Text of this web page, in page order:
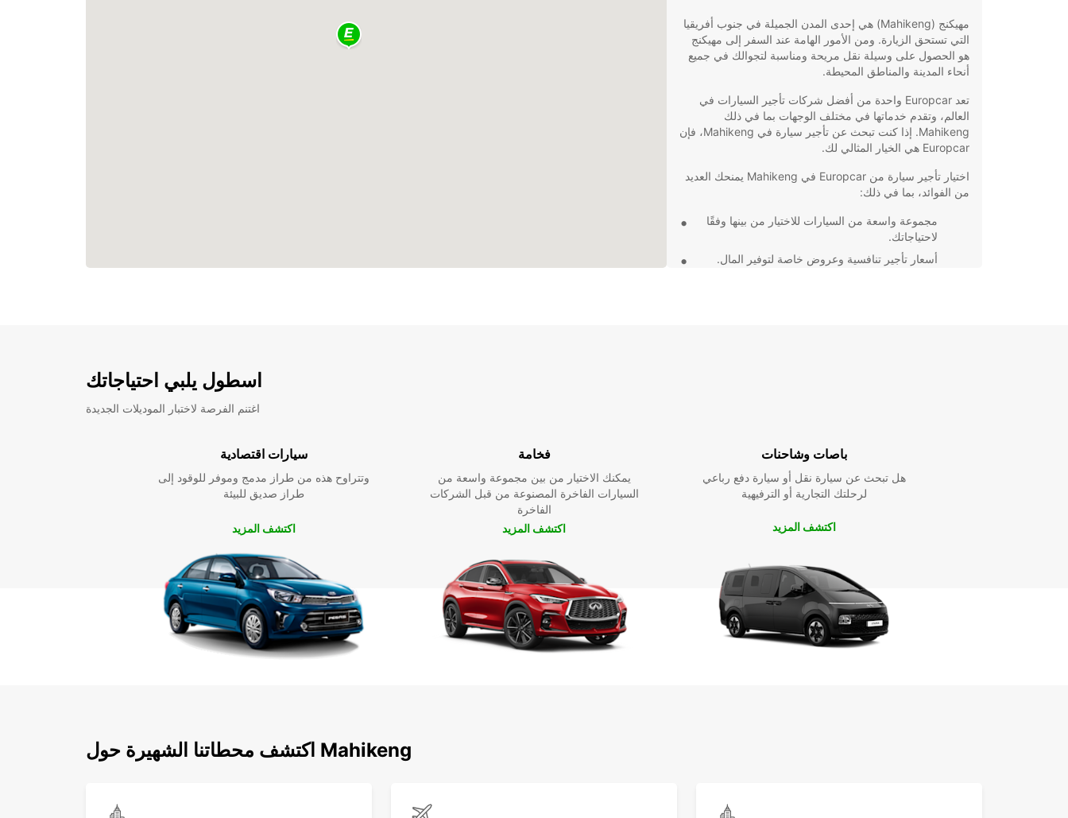
مهيكنج (Mahikeng) هي إحدى المدن الجميلة في جنوب أفريقيا
التي تستحق الزيارة. ومن الأمور الهامة عند السفر إلى مهيكنج
هو الحصول على وسيلة نقل مريحة ومناسبة لتجوالك في جميع
أنحاء المدينة والمناطق المحيطة.
تعد Europcar واحدة من أفضل شركات تأجير السيارات في
العالم، وتقدم خدماتها في مختلف الوجهات بما في ذلك
Mahikeng. إذا كنت تبحث عن تأجير سيارة في Mahikeng، فإن
Europcar هي الخيار المثالي لك.
اختيار تأجير سيارة من Europcar في Mahikeng يمنحك العديد
من الفوائد، بما في ذلك:
مجموعة واسعة من السيارات للاختيار من بينها وفقًا
لاحتياجاتك.
أسعار تأجير تنافسية وعروض خاصة لتوفير المال.
اسطول يلبي احتياجاتك
اغتنم الفرصة لاختبار الموديلات الجديدة
سيارات اقتصادية
وتتراوح هذه من طراز مدمج وموفر للوقود إلى
طراز صديق للبيئة
اكتشف المزيد
فخامة
يمكنك الاختيار من بين مجموعة واسعة من
السيارات الفاخرة المصنوعة من قبل الشركات
الفاخرة
اكتشف المزيد
باصات وشاحنات
هل تبحث عن سيارة نقل أو سيارة دفع رباعي
لرحلتك التجارية أو الترفيهية
اكتشف المزيد
اكتشف محطاتنا الشهيرة حول Mahikeng